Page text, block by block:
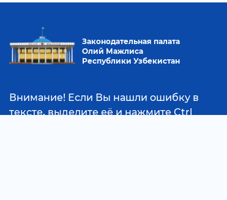
Законодательная палата
Олий Мажлиса
Республики Узбекистан
Внимание! Если Вы нашли ошибку в
тексте, выделите её и нажмите Ctrl